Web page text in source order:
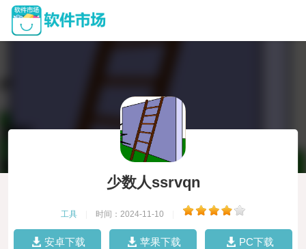
少数人ssrvqn
工具 时间：2024-11-10
安卓下载 苹果下载 PC下载